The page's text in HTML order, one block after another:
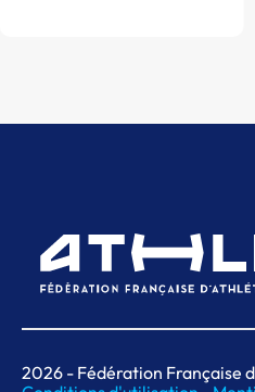
2026 - Fédération Française